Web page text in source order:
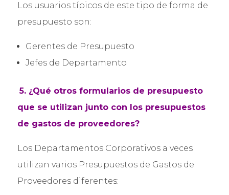
Los usuarios típicos de este tipo de forma de
presupuesto son:
Gerentes de Presupuesto
Jefes de Departamento
5. ¿Qué otros formularios de presupuesto
que se utilizan junto con los presupuestos
de gastos de proveedores?
Los Departamentos Corporativos a veces
utilizan varios Presupuestos de Gastos de
Proveedores diferentes: